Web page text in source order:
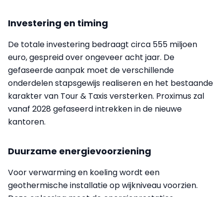
Investering en timing
De totale investering bedraagt circa 555 miljoen
euro, gespreid over ongeveer acht jaar. De
gefaseerde aanpak moet de verschillende
onderdelen stapsgewijs realiseren en het bestaande
karakter van Tour & Taxis versterken. Proximus zal
vanaf 2028 gefaseerd intrekken in de nieuwe
kantoren.
Duurzame energievoorziening
Voor verwarming en koeling wordt een
geothermische installatie op wijkniveau voorzien.